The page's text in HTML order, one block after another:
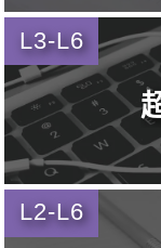
L3-L6
L2-L6